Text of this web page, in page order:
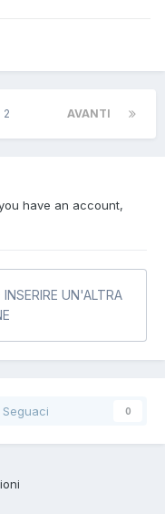
AVANTI
2
have an account,
UN'ALTRA
Seguaci 0